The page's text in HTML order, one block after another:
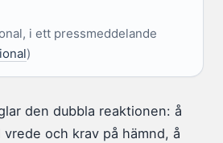
i ett pressmeddelande
)
den dubbla reaktionen: å
och krav på hämnd, å